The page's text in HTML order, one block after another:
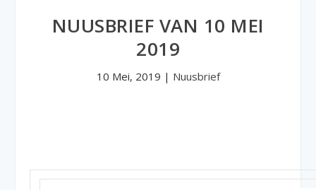
NUUSBRIEF VAN 10 MEI
2019
10 Mei, 2019 | Nuusbrief